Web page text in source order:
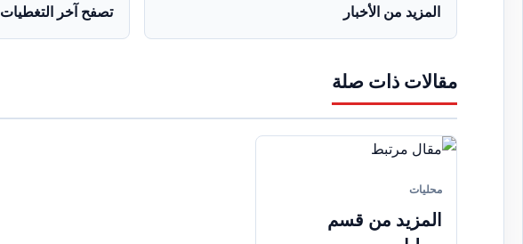
المزيد من الأخبار تصفح آخر التغطيات
مقالات ذات صلة
محليات
المزيد من قسم